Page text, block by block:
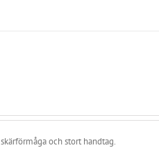
och stort handtag.